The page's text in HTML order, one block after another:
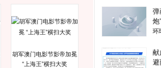
胡军澳门电影节影帝加冕
“上海王”横扫大奖
弹
炮
环
献
避